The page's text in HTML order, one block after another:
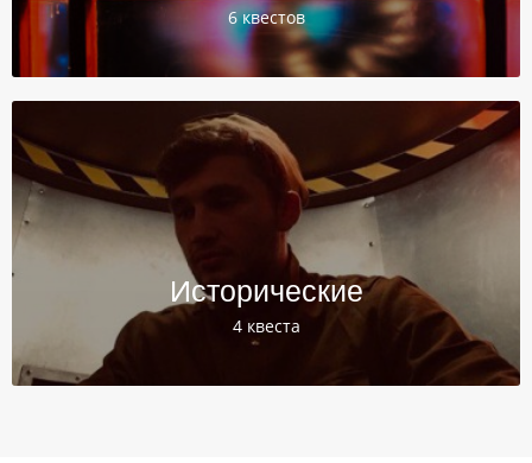
6 квестов
Исторические
4 квеста